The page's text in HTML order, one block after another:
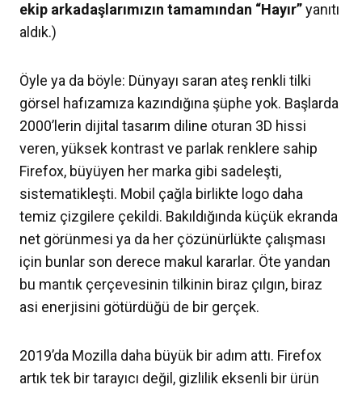
ekip arkadaşlarımızın tamamından “Hayır”yanıtı
aldık.)
Öyle ya da böyle: Dünyayı saran ateş renkli tilki
görsel hafızamıza kazındığına şüphe yok. Başlarda
2000’lerin dijital tasarım diline oturan 3D hissi
veren, yüksek kontrast ve parlak renklere sahip
Firefox, büyüyen her marka gibi sadeleşti,
sistematikleşti. Mobil çağla birlikte logo daha
temiz çizgilere çekildi. Bakıldığında küçük ekranda
net görünmesi ya da her çözünürlükte çalışması
için bunlar son derece makul kararlar. Öte yandan
bu mantık çerçevesinin tilkinin biraz çılgın, biraz
asi enerjisini götürdüğü de bir gerçek.
2019’da Mozilla daha büyük bir adım attı. Firefox
artık tek bir tarayıcı değil, gizlilik eksenli bir ürün